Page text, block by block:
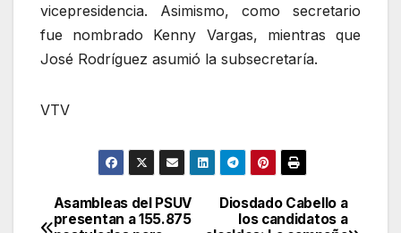
vicepresidencia. Asimismo, como secretario
fue nombrado Kenny Vargas, mientras que
José Rodríguez asumió la subsecretaría.
VTV
Navegación
Diosdado Cabello a
los candidatos a
Asambleas del PSUV
presentan a 155.875